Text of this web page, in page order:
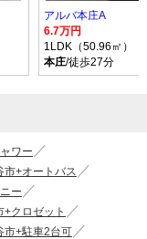
アルバ本庄A
6.7万円
1LDK（50.96㎡）
本庄/徒歩27分
ワー
市+オートバス
ー
+クロゼット
市+駐車2台可